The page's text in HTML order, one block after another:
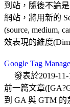
到站，隨後不論
網站，將用新的
(source, medium,
效表現的維度
Google Tag
發表於2019-11-
前一篇文章
到 GA 與 GTM